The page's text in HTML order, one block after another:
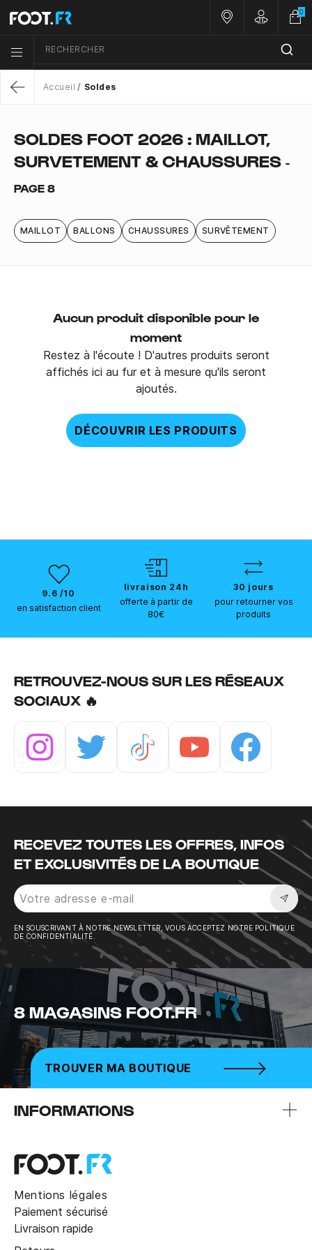
Menu list icon
RECHERCHER
Nos magasins
Customer
0
Accueil Soldes
SOLDES FOOT 2026 : MAILLOT,
SURVETEMENT & CHAUSSURES -
PAGE 8
MAILLOT BALLONS CHAUSSURES SURVÊTEMENT
Aucun produit disponible pour le
moment
Restez à l'écoute ! D'autres produits seront
affichés ici au fur et à mesure qu'ils seront
ajoutés.
DÉCOUVRIR LES PRODUITS
9.6 /10
en satisfaction client
livraison 24h
offerte à partir de
80€
30 jours
pour retourner vos
produits
RETROUVEZ-NOUS SUR LES RÉSEAUX
SOCIAUX 🔥
RECEVEZ TOUTES LES OFFRES, INFOS
ET EXCLUSIVITÉS DE LA BOUTIQUE
EN SOUSCRIVANT À NOTRE NEWSLETTER, VOUS ACCEPTEZ NOTRE POLITIQUE
DE CONFIDENTIALITÉ.
8 MAGASINS FOOT.FR
TROUVER MA BOUTIQUE
INFORMATIONS
Mentions légales
Paiement sécurisé
Livraison rapide